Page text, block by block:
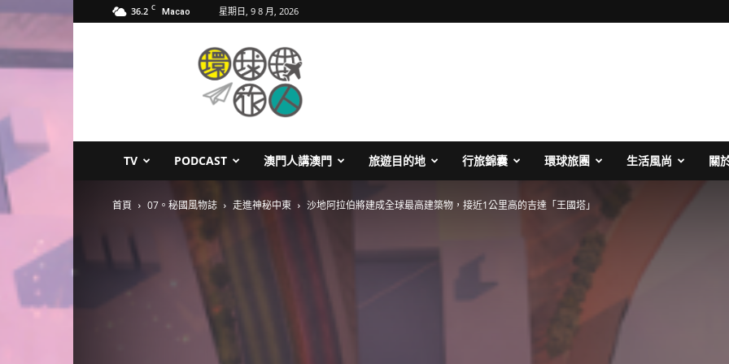
36.2 C Macao 星期日, 9 8 月, 2026
TV PODCAST 澳門人講澳門 旅遊目的地 行旅錦囊 環球旅團 生活風尚 關
首頁 07。秘國風物誌 走進神秘中東 沙地阿拉伯將建成全球最高建築物，接近1公里高的吉達「王國塔」